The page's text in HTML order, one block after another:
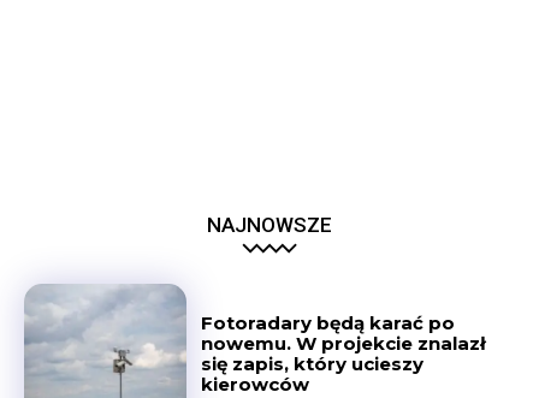
NAJNOWSZE
Fotoradary będą karać po
nowemu. W projekcie znalazł
się zapis, który ucieszy
kierowców